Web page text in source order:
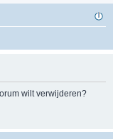
wilt verwijderen?